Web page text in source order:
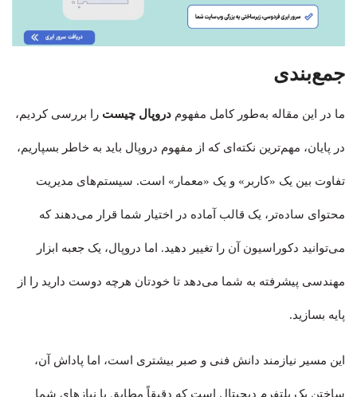
جمع‌بندی
ما در این مقاله به‌طور کامل مفهوم دروپال چیست را بررسی کردیم،
در پایان، مهم‌ترین نکته‌ای که از مفهوم دروپال باید به خاطر بسپاریم،
تفاوت بین یک «کاربر» و یک «معمار» است. سیستم‌های مدیریت
محتوای ساده‌تر، یک قالب آماده در اختیار شما قرار می‌دهند که
می‌توانید دکوراسیون آن را تغییر دهید. اما دروپال، یک جعبه ابزار
مهندسی پیشرفته به شما می‌دهد تا خودتان هرچه دوست دارید را از
پایه بسازید.
این مسیر نیازمند دانش فنی و صبر بیشتری است، اما پاداش آن،
ساختن یک پلتفرم دیجیتال است که دقیقاً مطابق با نیازهای شما